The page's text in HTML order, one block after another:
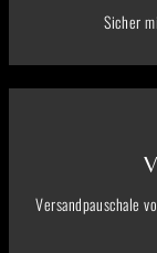
Sicher
Versandpauschale